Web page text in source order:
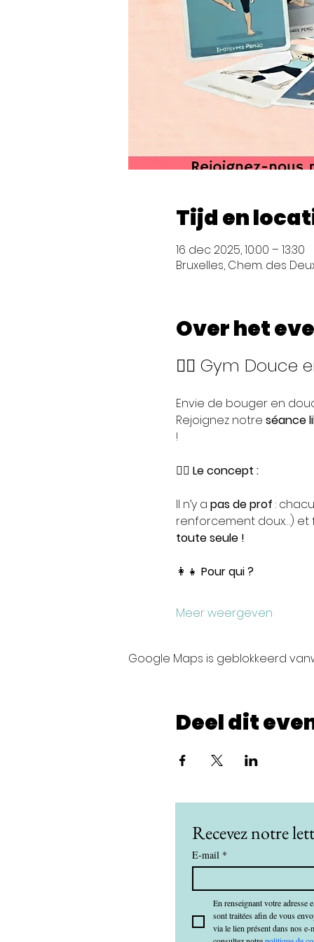
Tijd en
16 dec 2025, 10:00 – 13:30
Bruxelles, Chem. des
Over het
🤸‍♀️ Gym Douce
Envie de bouger en
Rejoignez notre séance
!
🧘‍♀️ Le concept :
Il n’y a pas de prof :
renforcement doux…) et
toute seule !
👩‍👧 Pour qui ?
Meer weergeven
Google Maps is geblokkeerd
Deel dit
Recevez notre
E-mail *
En renseignant votre adresse
sont traitées afin de vous
via le lien présent dans nos